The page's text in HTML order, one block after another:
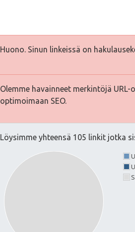
Huono. Sinun linkeissä on
Olemme havainneet merkintöjä
optimoimaan SEO.
Löysimme yhteensä 105 linkit jotka